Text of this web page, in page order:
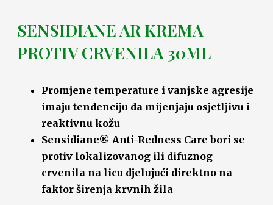
SENSIDIANE AR KREMA
PROTIV CRVENILA 30ML
Promjene temperature i vanjske agresije
imaju tendenciju da mijenjaju osjetljivu i
reaktivnu kožu
Sensidiane® Anti-Redness Care bori se
protiv lokalizovanog ili difuznog
crvenila na licu djelujući direktno na
faktor širenja krvnih žila